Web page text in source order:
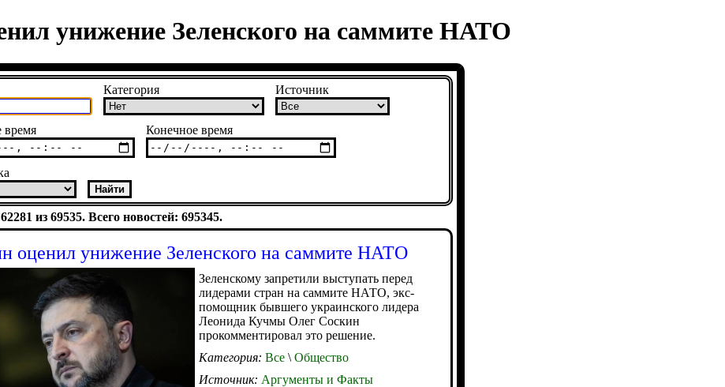
унижение Зеленского на саммите НАТО
Категория Источник
время Конечное время
из 69535. Всего новостей: 695345.
оценил унижение Зеленского на саммите НАТО
Зеленскому запретили выступать перед
лидерами стран на саммите НАТО, экс-
помощник бывшего украинского лидера
Леонида Кучмы Олег Соскин
прокомментировал это решение.
Категория: Все \ Общество
Источник: Аргументы и Факты